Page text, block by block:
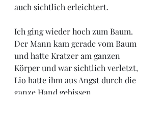
auch sichtlich erleichtert.
Ich ging wieder hoch zum Baum.
Der Mann kam gerade vom Baum
und hatte Kratzer am ganzen
Körper und war sichtlich verletzt,
Lio hatte ihm aus Angst durch die
ganze Hand gebissen.